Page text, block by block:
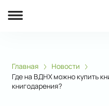
Главная
Новости
Где на ВДНХ можно купить
книгодарения?